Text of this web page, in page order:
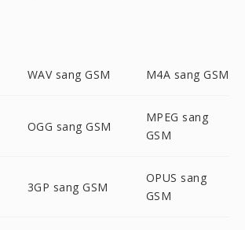
WAV sang GSM M4A sang GSM
OGG sang GSM
MPEG sang
GSM
3GP sang GSM
OPUS sang
GSM